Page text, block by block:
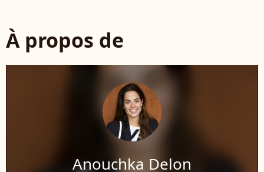
À propos de
Anouchka Delon